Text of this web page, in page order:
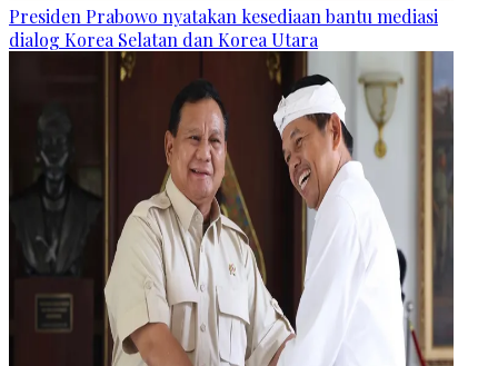
Presiden Prabowo nyatakan kesediaan bantu mediasi
dialog Korea Selatan dan Korea Utara